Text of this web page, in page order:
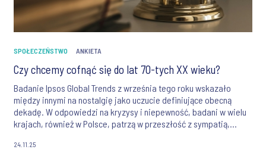
SPOŁECZEŃSTWO ANKIETA
Czy chcemy cofnąć się do lat 70-tych XX wieku?
Badanie Ipsos Global Trends z września tego roku wskazało
między innymi na nostalgię jako uczucie definiujące obecną
dekadę. W odpowiedzi na kryzysy i niepewność, badani w wielu
krajach, również w Polsce, patrzą w przeszłość z sympatią,
urodzin, Ipsos postanowił sprawdzić, jak respondenci oceniają
24.11.25